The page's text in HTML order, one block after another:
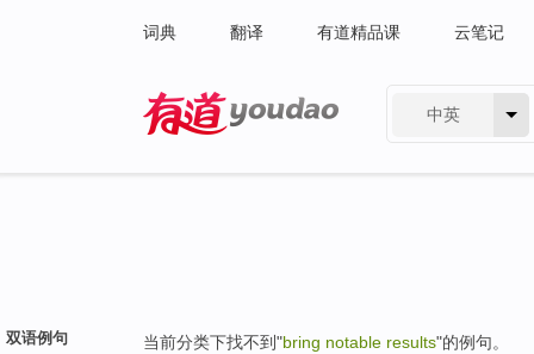
词典 翻译 有道精品课 云笔记
中英
双语例句 当前分类下找不到"bring notable results"的例句。